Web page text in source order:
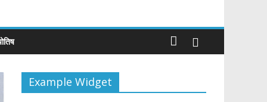
Example Widget